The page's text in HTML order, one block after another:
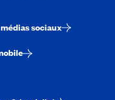
sociaux